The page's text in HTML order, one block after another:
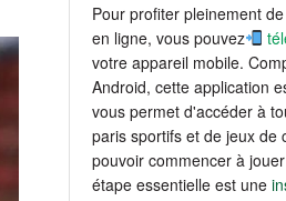
Pour profiter pleinement
en ligne, vous pouvez
votre appareil mobile.
Android, cette application
vous permet d'accéder à
paris sportifs et de jeux de
pouvoir commencer à
étape essentielle est une